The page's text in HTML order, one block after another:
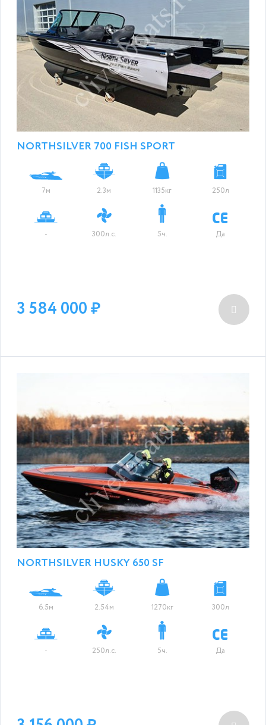
NORTHSILVER 700 FISH SPORT
7м 2.3м 1135кг 250л
- 300л.с. 5ч. Да
3 584 000
NORTHSILVER HUSKY 650 SF
6.5м 2.54м 1270кг 300л
- 250л.с. 5ч. Да